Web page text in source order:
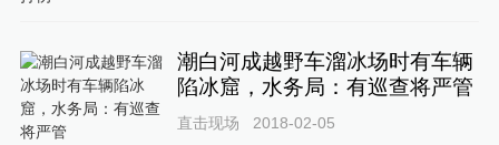
潮白河成越野车溜冰场时有车辆
陷冰窟，水务局：有巡查将严管
直击现场 2018-02-05